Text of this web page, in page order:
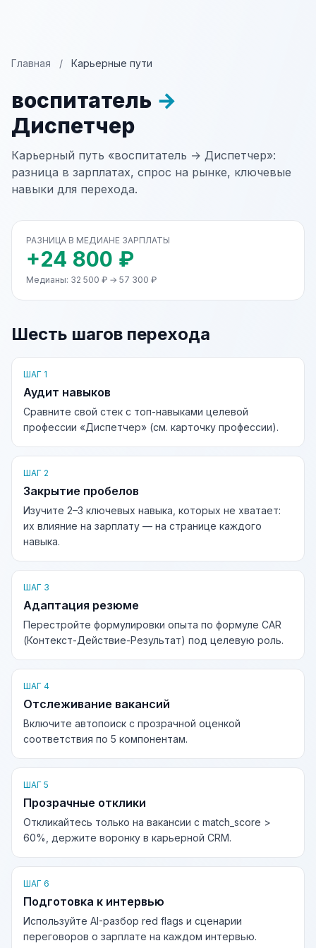
Главная / Карьерные пути
воспитатель →
Диспетчер
Карьерный путь «воспитатель → Диспетчер»:
разница в зарплатах, спрос на рынке, ключевые
навыки для перехода.
РАЗНИЦА В МЕДИАНЕ ЗАРПЛАТЫ
+24 800 ₽
Медианы: 32 500 ₽ → 57 300 ₽
Шесть шагов перехода
ШАГ 1
Аудит навыков
Сравните свой стек с топ-навыками целевой
профессии «Диспетчер» (см. карточку профессии).
ШАГ 2
Закрытие пробелов
Изучите 2–3 ключевых навыка, которых не хватает:
их влияние на зарплату — на странице каждого
навыка.
ШАГ 3
Адаптация резюме
Перестройте формулировки опыта по формуле CAR
(Контекст-Действие-Результат) под целевую роль.
ШАГ 4
Отслеживание вакансий
Включите автопоиск с прозрачной оценкой
соответствия по 5 компонентам.
ШАГ 5
Прозрачные отклики
Откликайтесь только на вакансии с match_score >
60%, держите воронку в карьерной CRM.
ШАГ 6
Подготовка к интервью
Используйте AI-разбор red flags и сценарии
переговоров о зарплате на каждом интервью.